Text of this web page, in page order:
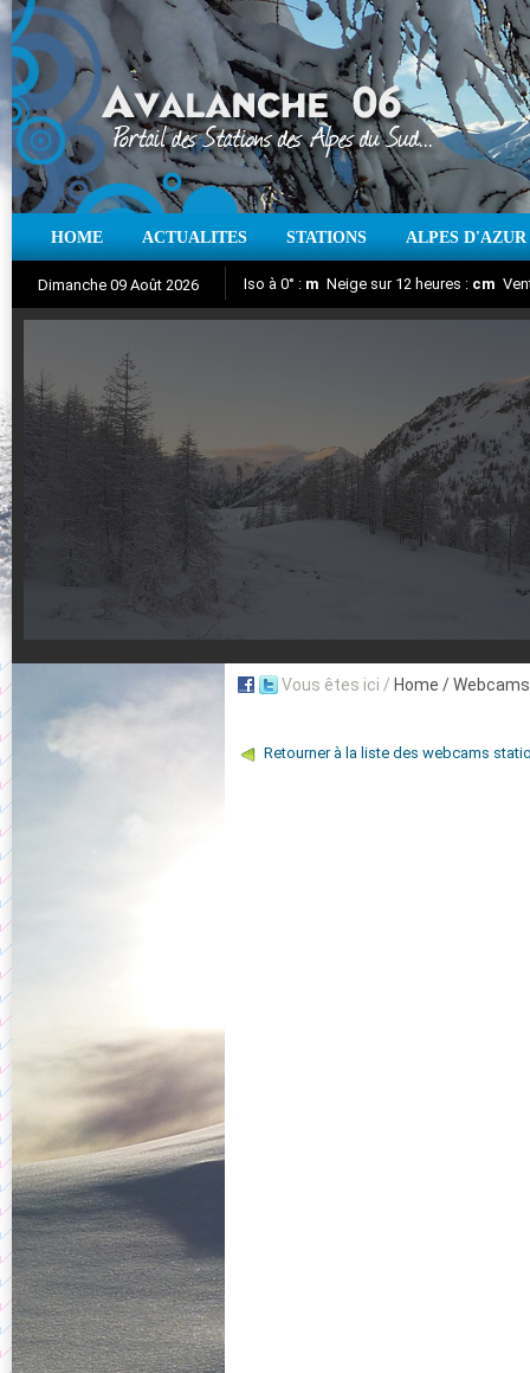
HOME ACTUALITES STATIONS ALPES D'AZUR
Dimanche 09 Août 2026
Aujourd'hui : T° Min :°C T° Max : °C |
Iso à 0° : m Neige sur 12 heures : cm
Suivez en direct l'actualité des stations
Vous êtes ici / Home /
Retourner à la liste des webcams